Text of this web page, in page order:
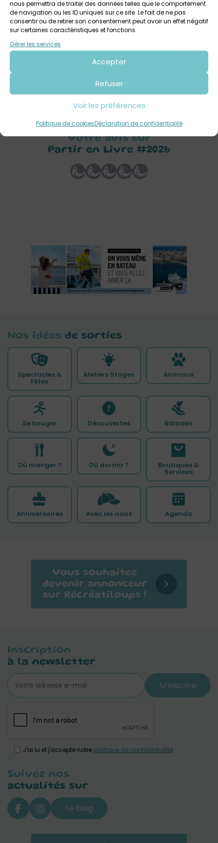
nous permettra de traiter des données telles que le comportement
de navigation ou les ID uniques sur ce site. Le fait de ne pas
consentir ou de retirer son consentement peut avoir un effet négatif
sur certaines caractéristiques et fonctions.
Gérer les services
Accepter
Refuser
Voir les préférences
Politique de cookiesDéclaration de confidentialité
-Des ateliers et des jeux
-Des spectacles captivants
-Des rencontres d’auteurs
-Etc.
Un rendez-vous parfait pour s’évader et bouquiner cet été !
Découvrez le programme près de chez vous sur la carte
interactive ICI
Votre avis sur
Partir en Livre #2026
Nos idées de sorties
Spectacles &
Fêtes
Ateliers Stages Animaux
Se bouger Découvertes Balades
Où manger ? Où dormir ? Boutiques &
Services
Anniversaires Avec les ados Agenda
Inscription
à la newsletter
M'inscrire
J'ai lu et j'accepte notre politique de confidentialité
Suivez nos
actualités sur
Le blog